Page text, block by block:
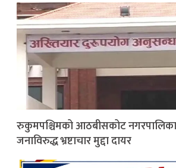
रुकुमपश्चिमको आठबीसकोट
जनाविरुद्ध भ्रष्टाचार मुद्दा दायर